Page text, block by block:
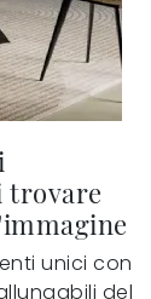
trovare
unici con
del